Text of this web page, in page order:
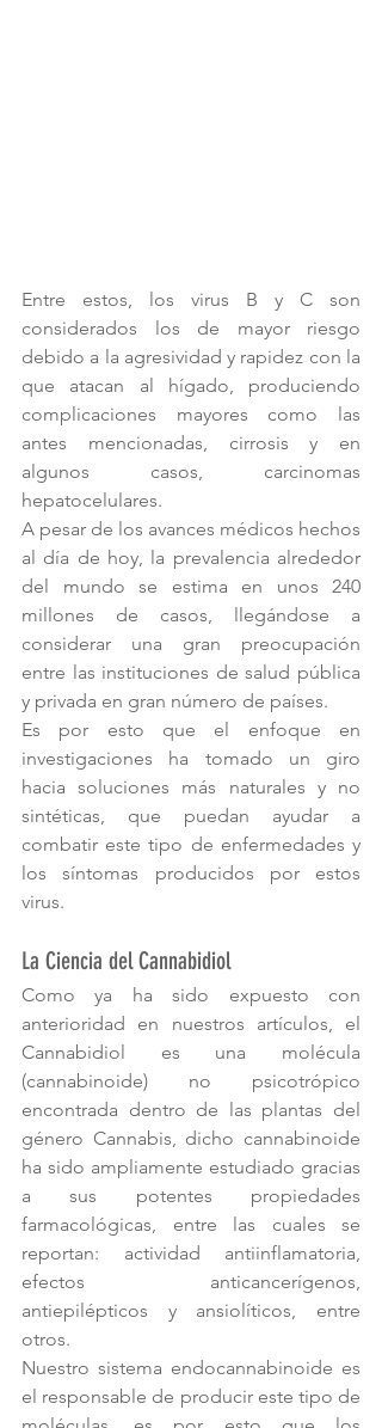
Entre estos, los virus B y C son
considerados los de mayor riesgo
debido a la agresividad y rapidez con la
que atacan al hígado, produciendo
complicaciones mayores como las
antes mencionadas, cirrosis y en
algunos casos, carcinomas
hepatocelulares.
A pesar de los avances médicos hechos
al día de hoy, la prevalencia alrededor
del mundo se estima en unos 240
millones de casos, llegándose a
considerar una gran preocupación
entre las instituciones de salud pública
y privada en gran número de países.
Es por esto que el enfoque en
investigaciones ha tomado un giro
hacia soluciones más naturales y no
sintéticas, que puedan ayudar a
combatir este tipo de enfermedades y
los síntomas producidos por estos
virus.
La Ciencia del Cannabidiol
Como ya ha sido expuesto con
anterioridad en nuestros artículos, el
Cannabidiol es una molécula
(cannabinoide) no psicotrópico
encontrada dentro de las plantas del
género Cannabis, dicho cannabinoide
ha sido ampliamente estudiado gracias
a sus potentes propiedades
farmacológicas, entre las cuales se
reportan: actividad antiinflamatoria,
efectos anticancerígenos,
antiepilépticos y ansiolíticos, entre
otros.
Nuestro sistema endocannabinoide es
el responsable de producir este tipo de